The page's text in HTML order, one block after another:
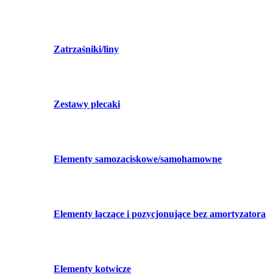
Zatrzaśniki/liny
Zestawy plecaki
Elementy samozaciskowe/samohamowne
Elementy łączące i pozycjonujące bez amortyzatora
Elementy kotwicze